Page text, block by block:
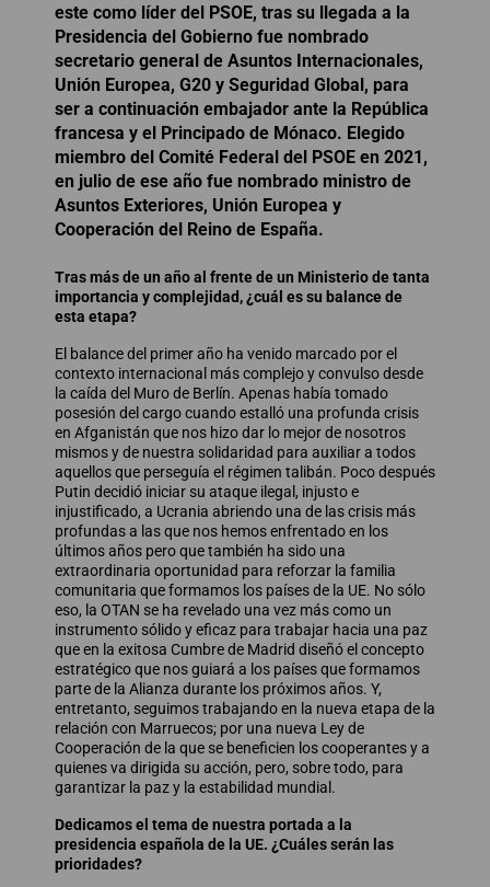
este como líder del PSOE, tras su llegada a la
Presidencia del Gobierno fue nombrado
secretario general de Asuntos Internacionales,
Unión Europea, G20 y Seguridad Global, para
ser a continuación embajador ante la República
francesa y el Principado de Mónaco. Elegido
miembro del Comité Federal del PSOE en 2021,
en julio de ese año fue nombrado ministro de
Asuntos Exteriores, Unión Europea y
Cooperación del Reino de España.
Tras más de un año al frente de un Ministerio de tanta
importancia y complejidad, ¿cuál es su balance de
esta etapa?
El balance del primer año ha venido marcado por el
contexto internacional más complejo y convulso desde
la caída del Muro de Berlín. Apenas había tomado
posesión del cargo cuando estalló una profunda crisis
en Afganistán que nos hizo dar lo mejor de nosotros
mismos y de nuestra solidaridad para auxiliar a todos
aquellos que perseguía el régimen talibán. Poco después
Putin decidió iniciar su ataque ilegal, injusto e
injustificado, a Ucrania abriendo una de las crisis más
profundas a las que nos hemos enfrentado en los
últimos años pero que también ha sido una
extraordinaria oportunidad para reforzar la familia
comunitaria que formamos los países de la UE. No sólo
eso, la OTAN se ha revelado una vez más como un
instrumento sólido y eficaz para trabajar hacia una paz
que en la exitosa Cumbre de Madrid diseñó el concepto
estratégico que nos guiará a los países que formamos
parte de la Alianza durante los próximos años. Y,
entretanto, seguimos trabajando en la nueva etapa de la
relación con Marruecos; por una nueva Ley de
Cooperación de la que se beneficien los cooperantes y a
quienes va dirigida su acción, pero, sobre todo, para
garantizar la paz y la estabilidad mundial.
Dedicamos el tema de nuestra portada a la
presidencia española de la UE. ¿Cuáles serán las
prioridades?